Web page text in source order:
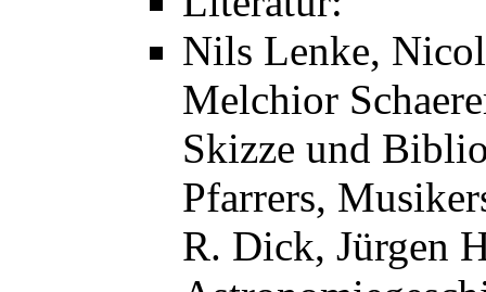
Nils Lenke,
Melchior
Skizze und
Pfarrers,
R. Dick, Jürgen